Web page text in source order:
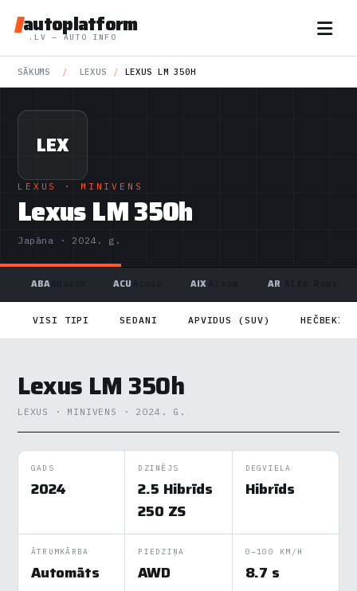
autoplatform
.LV — AUTO INFO
SĀKUMS / LEXUS / LEXUS LM 350H
LEX
LEXUS · MINIVENS
Lexus LM 350h
Japāna · 2024. g.
ABA ACU AIX AR
VISI TIPI SEDANI APVIDUS (SUV) HEČBEKI
Lexus LM 350h
LEXUS · MINIVENS · 2024. G.
GADS
2024
DZINĒJS
2.5 Hibrīds
250 ZS
DEGVIELA
Hibrīds
ĀTRUMKĀRBA
Automāts
PIEDZIŅA
AWD
0–100 KM/H
8.7 s